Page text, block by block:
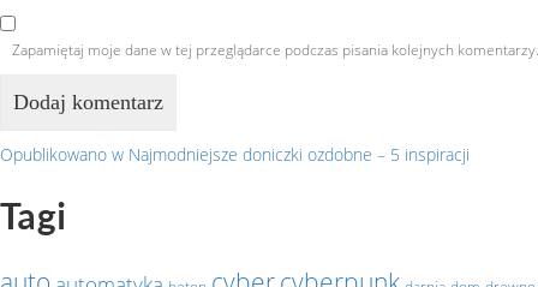
Zapamiętaj moje dane w tej przeglądarce podczas pisania kolejnych komentarzy.
Nawigacja
wpisu
Opublikowano w Najmodniejsze doniczki ozdobne – 5 inspiracji
Tagi